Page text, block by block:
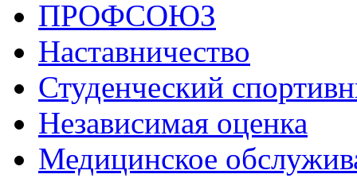
ПРОФСОЮЗ
Наставничество
Студенческий
Независимая оценка
Медицинское